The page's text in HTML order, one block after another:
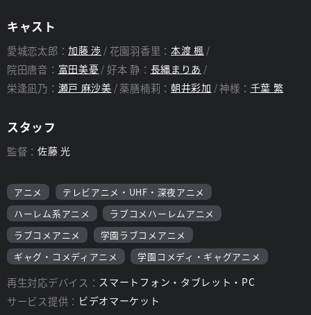
キャスト
愛城恋太郎：加藤 渉 花園羽香里： 本渡 楓
院田唐音： 富田美憂 好本 静： 長縄まりあ
栄逢凪乃： 瀬戸 麻沙美 薬膳楠莉： 朝井彩加 神様： 千葉 繁
スタッフ
監督：佐藤 光
アニメ
テレビアニメ・UHF・深夜アニメ
ハーレム系アニメ
ラブコメハーレムアニメ
ラブコメアニメ
学園ラブコメアニメ
ギャグ・コメディアニメ
学園コメディ・ギャグアニメ
再生対応デバイス： スマートフォン・タブレット・PC
サービス提供： ビデオマーケット